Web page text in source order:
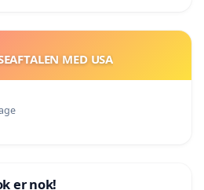
MED USA
er nok!